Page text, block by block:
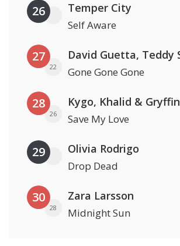
26 Temper City
Self Aware
27
22 Gone Gone Gone
28
26
Kygo, Khalid & Gryffin
Save My Love
29 Olivia Rodrigo
Drop Dead
30
28
Zara Larsson
Midnight Sun